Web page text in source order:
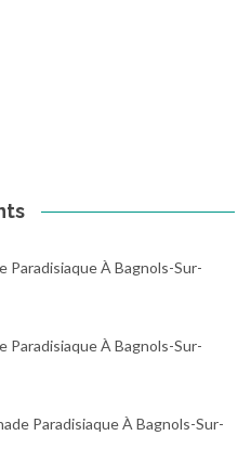
Paradisiaque À Bagnols-Sur-
Paradisiaque À Bagnols-Sur-
Paradisiaque À Bagnols-Sur-